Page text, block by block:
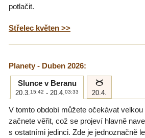
potlačit.
Střelec květen >>
Planety - Duben 2026:
Slunce v Beranu
20.3. 15:42 - 20.4. 03:33
b
20.4.
V tomto období můžete očekávat
začnete věřit, což se projeví hlavně
s ostatními jedinci. Zde je jednoznačně